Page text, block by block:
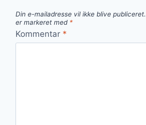
Din e-mailadresse vil ikke blive publiceret.
er markeret med *
Kommentar *